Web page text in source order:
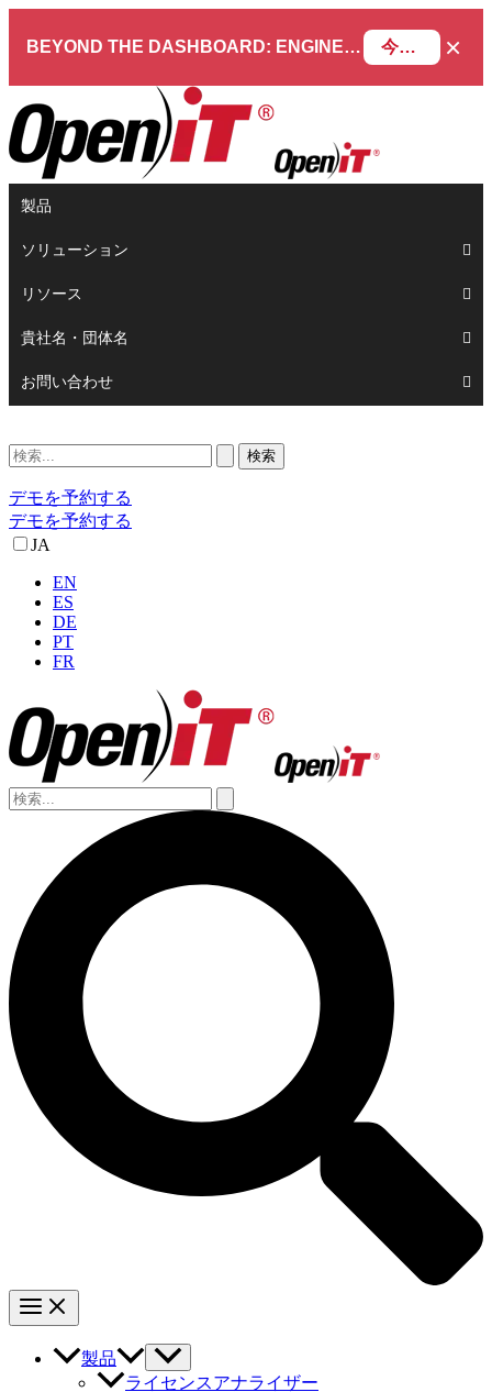
BEYOND THE DASHBOARD: ENGINEERING SOFTWARE IN SERVICENOW WEBINAR 今すぐ登録 ×
製品
ソリューション
リソース
貴社名・団体名
お問い合わせ
デモを予約する
デモを予約する
JA
EN
ES
DE
PT
FR
製品
ライセンスアナライザー